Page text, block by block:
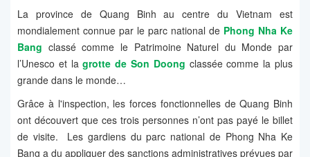
La province de Quang Binh au centre du Vietnam est
mondialement connue par le parc national de Phong Nha Ke
Bang classé comme le Patrimoine Naturel du Monde par
l’Unesco et lagrotte de Son Doong classée comme la plus
grande dans le monde…
Grâce à l'inspection, les forces fonctionnelles de Quang Binh
ont découvert que ces trois personnes n’ont pas payé le billet
de visite. Les gardiens du parc national de Phong Nha Ke
Bang a du appliquer des sanctions administratives prévues par